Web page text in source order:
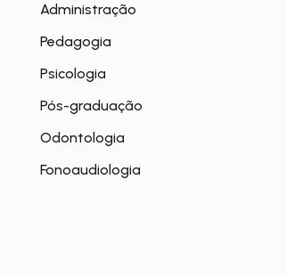
Administração
Pedagogia
Psicologia
Pós-graduação
Odontologia
Fonoaudiologia